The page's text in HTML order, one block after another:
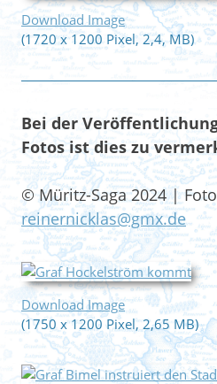
Download Image
(1720 x 1200 Pixel, 2,4, MB)
Bei der
Fotos ist dies zu
© Müritz-Saga 2024 |
reinernicklas@gmx.de
Download Image
(1750 x 1200 Pixel, 2,65 MB)